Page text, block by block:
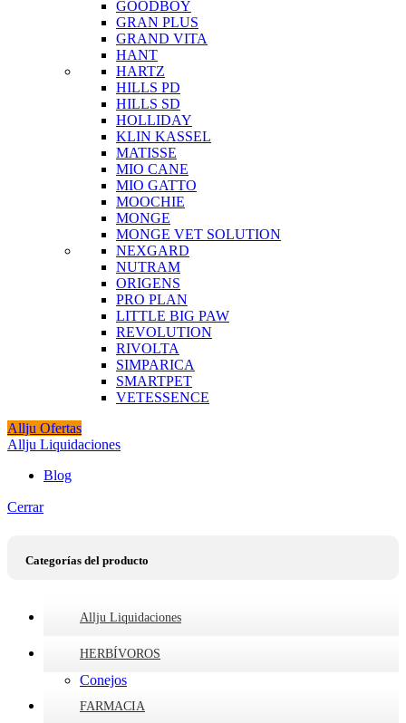
GOODBOY
GRAN PLUS
GRAND VITA
HANT
HARTZ
HILLS PD
HILLS SD
HOLLIDAY
KLIN KASSEL
MATISSE
MIO CANE
MIO GATTO
MOOCHIE
MONGE
MONGE VET SOLUTION
NEXGARD
NUTRAM
ORIGENS
PRO PLAN
LITTLE BIG PAW
REVOLUTION
RIVOLTA
SIMPARICA
SMARTPET
VETESSENCE
Allju Ofertas
Allju Liquidaciones
Blog
Cerrar
Categorías del producto
Allju Liquidaciones
HERBÍVOROS
Conejos
FARMACIA